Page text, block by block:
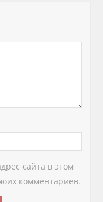
сайта в этом
комментариев.